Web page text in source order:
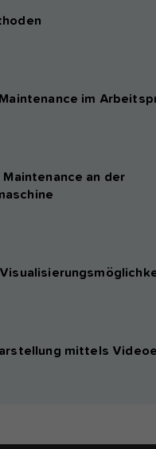
im
an der
mittels